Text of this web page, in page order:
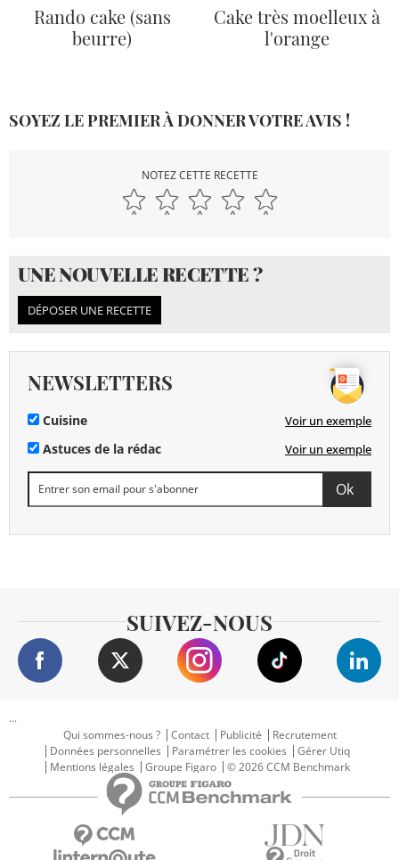
Rando cake (sans
beurre)
Cake très moelleux à
l'orange
SOYEZ LE PREMIER À DONNER VOTRE AVIS !
NOTEZ CETTE RECETTE
UNE NOUVELLE RECETTE ?
DÉPOSER UNE RECETTE
NEWSLETTERS
Cuisine Voir un exemple
Astuces de la rédac Voir un exemple
SUIVEZ-NOUS
...
Qui sommes-nous ?
Contact Publicité
Recrutement
Données personnelles
Paramétrer les cookies
Gérer Utiq
Mentions légales
Groupe Figaro © 2026 CCM Benchmark